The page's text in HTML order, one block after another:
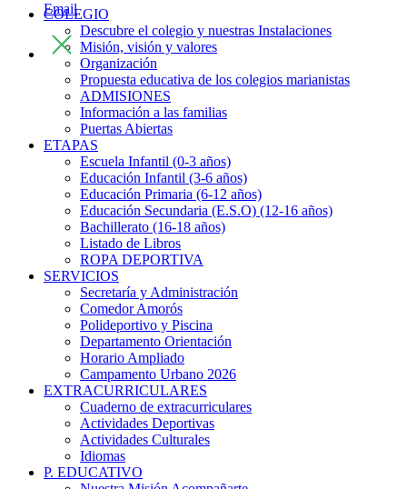
Email
COLEGIO
Descubre el colegio y nuestras Instalaciones
Misión, visión y valores
Organización
Propuesta educativa de los colegios marianistas
ADMISIONES
Información a las familias
Puertas Abiertas
ETAPAS
Escuela Infantil (0-3 años)
Educación Infantil (3-6 años)
Educación Primaria (6-12 años)
Educación Secundaria (E.S.O) (12-16 años)
Bachillerato (16-18 años)
Listado de Libros
ROPA DEPORTIVA
SERVICIOS
Secretaría y Administración
Comedor Amorós
Polideportivo y Piscina
Departamento Orientación
Horario Ampliado
Campamento Urbano 2026
EXTRACURRICULARES
Cuaderno de extracurriculares
Actividades Deportivas
Actividades Culturales
Idiomas
P. EDUCATIVO